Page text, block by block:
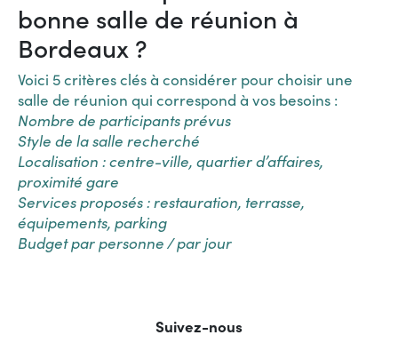
bonne salle de réunion à
Bordeaux ?
Voici 5 critères clés à considérer pour choisir une
salle de réunion qui correspond à vos besoins :
Nombre de participants prévus
Style de la salle recherché
Localisation : centre-ville, quartier d’affaires,
proximité gare
Services proposés : restauration, terrasse,
équipements, parking
Budget par personne / par jour
Suivez-nous